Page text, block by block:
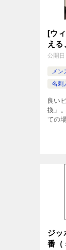
[ウ
える
公開日
メン
名刺
良い
換」
ての
ジッ
番（